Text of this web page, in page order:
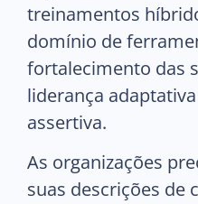
treinamentos
domínio de
fortalecimento das
liderança
assertiva.
As organizações
suas descrições de